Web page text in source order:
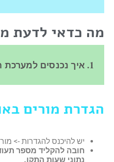
מה כדאי לדעת
איך נכנסים
הגדרת מורים
יש להיכנס להגדרות ->
חובה להקליד מספר
נתוני שעות התקן.